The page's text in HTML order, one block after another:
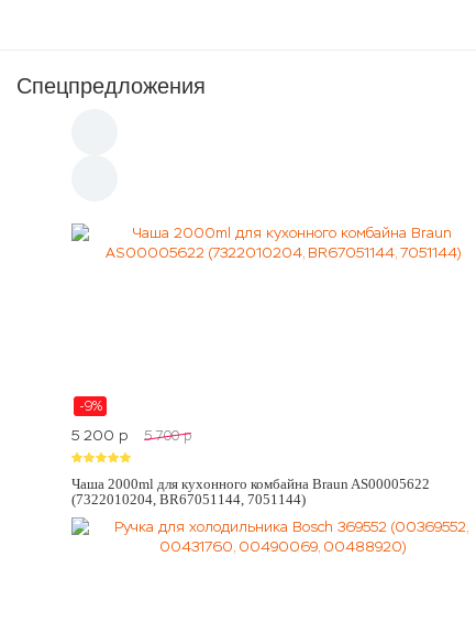
Спецпредложения
-9%
5 200 p 5 700 p
Чаша 2000ml для кухонного комбайна Braun AS00005622
(7322010204, BR67051144, 7051144)